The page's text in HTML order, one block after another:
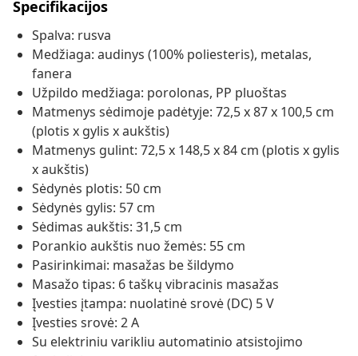
Specifikacijos
Spalva: rusva
Medžiaga: audinys (100% poliesteris), metalas,
fanera
Užpildo medžiaga: porolonas, PP pluoštas
Matmenys sėdimoje padėtyje: 72,5 x 87 x 100,5 cm
(plotis x gylis x aukštis)
Matmenys gulint: 72,5 x 148,5 x 84 cm (plotis x gylis
x aukštis)
Sėdynės plotis: 50 cm
Sėdynės gylis: 57 cm
Sėdimas aukštis: 31,5 cm
Porankio aukštis nuo žemės: 55 cm
Pasirinkimai: masažas be šildymo
Masažo tipas: 6 taškų vibracinis masažas
Įvesties įtampa: nuolatinė srovė (DC) 5 V
Įvesties srovė: 2 A
Su elektriniu varikliu automatinio atsistojimo